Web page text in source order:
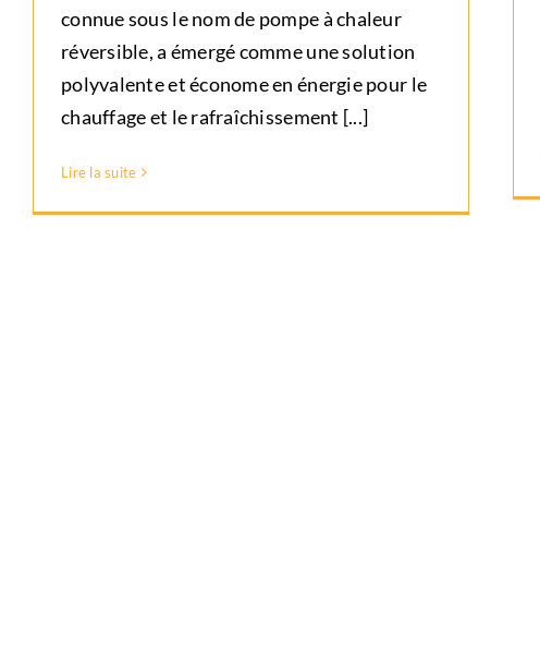
connue sous le nom de pompe à chaleur
réversible, a émergé comme une solution
polyvalente et économe en énergie pour le
chauffage et le rafraîchissement [...]
Lire la suite